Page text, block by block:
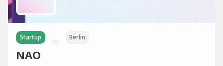
Startup Berlin
NAO